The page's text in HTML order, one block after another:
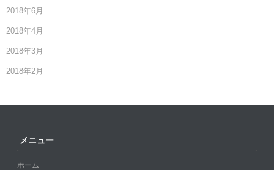
2018年6月
2018年4月
2018年3月
2018年2月
メニュー
ホーム